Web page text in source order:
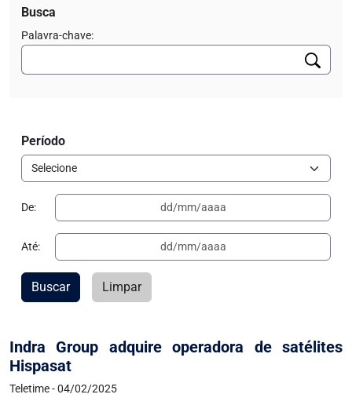
Indra Group adquire operadora de satélites
Hispasat
Teletime - 04/02/2025
Busca
Palavra-chave:
Período
De:
Até:
Buscar Limpar